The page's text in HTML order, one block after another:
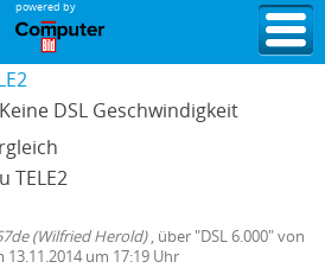
powered by
DSL Geschwindigkeit
TELE2
(Wilfried Herold), über "DSL 6.000" von
13.11.2014um 17:19 Uhr